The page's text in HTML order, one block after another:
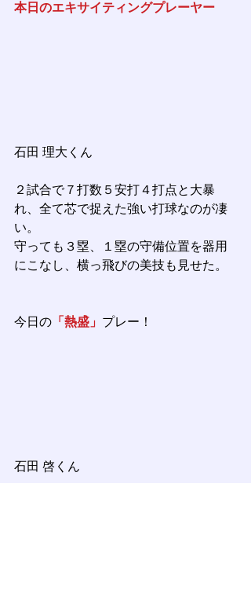
本日のエキサイティングプレーヤー
石田 理大くん
２試合で７打数５安打４打点と大暴
れ、全て芯で捉えた強い打球なのが凄
い。
守っても３塁、１塁の守備位置を器用
にこなし、横っ飛びの美技も見せた。
今日の 「熱盛」 プレー！
石田 啓くん